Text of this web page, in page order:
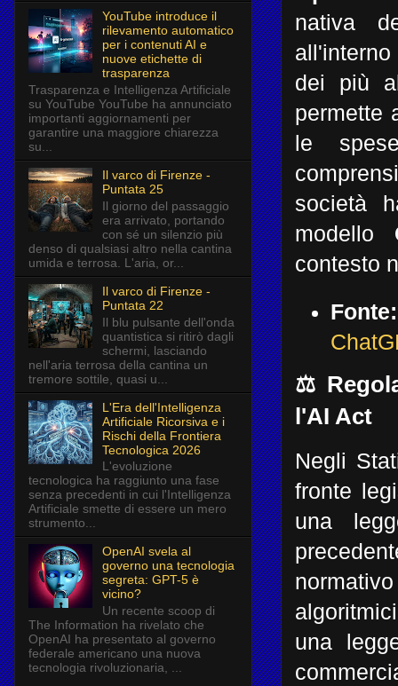
nativa
dei più
permette
le
società
modello
contesto
Fonte:
⚖️
l'AI Act
Negli
fronte
una
una
YouTube introduce il
rilevamento automatico
per i contenuti AI e
nuove etichette di
trasparenza
Trasparenza e Intelligenza Artificiale
su YouTube YouTube ha annunciato
importanti aggiornamenti per
garantire una maggiore chiarezza
su...
Il varco di Firenze -
Puntata 25
Il giorno del passaggio
era arrivato, portando
con sé un silenzio più
denso di qualsiasi altro nella cantina
umida e terrosa. L'aria, or...
Il varco di Firenze -
Puntata 22
Il blu pulsante dell'onda
quantistica si ritirò dagli
schermi, lasciando
nell'aria terrosa della cantina un
tremore sottile, quasi u...
L'Era dell'Intelligenza
Artificiale Ricorsiva e i
Rischi della Frontiera
Tecnologica 2026
L'evoluzione
tecnologica ha raggiunto una fase
senza precedenti in cui l'Intelligenza
Artificiale smette di essere un mero
strumento...
OpenAI svela al
governo una tecnologia
segreta: GPT-5 è
vicino?
Un recente scoop di
The Information ha rivelato che
OpenAI ha presentato al governo
federale americano una nuova
tecnologia rivoluzionaria, ...